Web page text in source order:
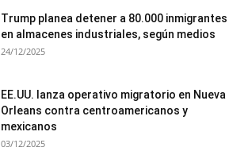
Trump planea detener a 80.000 inmigrantes
en almacenes industriales, según medios
24/12/2025
EE.UU. lanza operativo migratorio en Nueva
Orleans contra centroamericanos y
mexicanos
03/12/2025